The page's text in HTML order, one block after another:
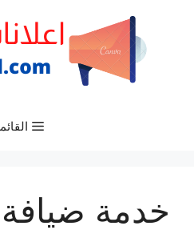
خدمة